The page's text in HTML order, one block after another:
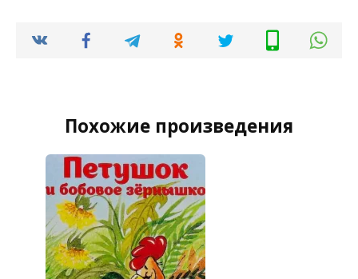
Похожие произведения